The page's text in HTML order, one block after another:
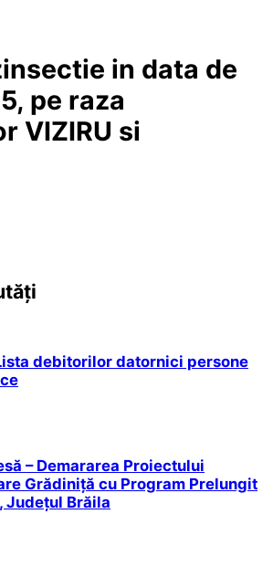
in data de
pe raza
VIZIRU si
debitorilor datornici persone
– Demararea Proiectului
Grădiniță cu Program Prelungit
Județul Brăila